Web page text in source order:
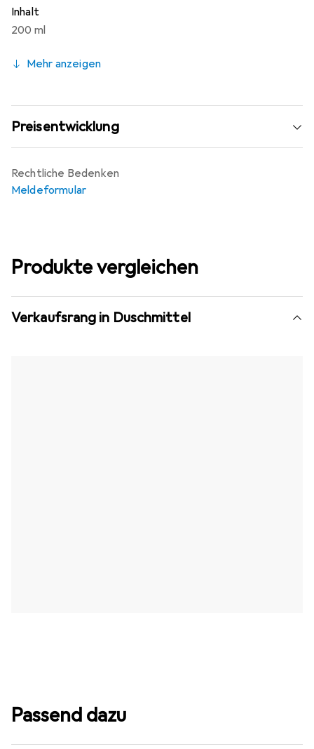
Inhalt
200 ml
Mehr anzeigen
Preisentwicklung
Rechtliche Bedenken
Meldeformular
Produkte vergleichen
Verkaufsrang in Duschmittel
Passend dazu